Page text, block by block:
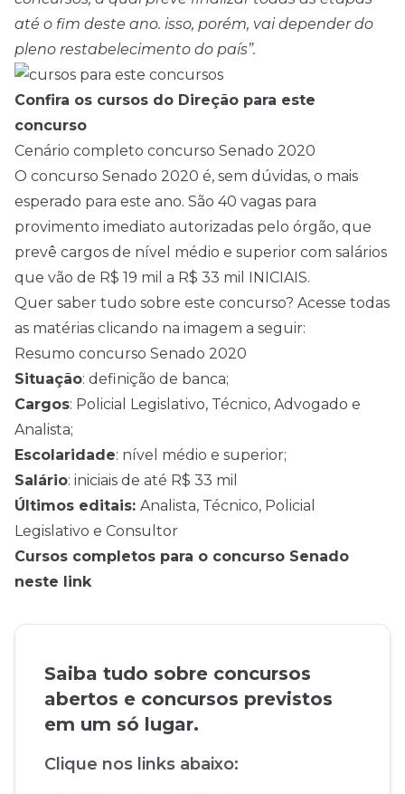
até o fim deste ano. isso, porém, vai depender do
pleno restabelecimento do país”.
Confira os cursos do Direção para este
concurso
Cenário completo concurso Senado 2020
O concurso Senado 2020 é, sem dúvidas, o mais
esperado para este ano. São 40 vagas para
provimento imediato autorizadas pelo órgão, que
prevê cargos de nível médio e superior com salários
que vão de R$ 19 mil a R$ 33 mil INICIAIS.
Quer saber tudo sobre este concurso? Acesse todas
as matérias clicando na imagem a seguir:
Resumo concurso Senado 2020
Situação: definição de banca;
Cargos: Policial Legislativo, Técnico, Advogado e
Analista;
Escolaridade: nível médio e superior;
Salário: iniciais de até R$ 33 mil
Últimos editais: Analista, Técnico, Policial
Legislativo e Consultor
Cursos completos para o concurso Senado
neste link
Saiba tudo sobre concursos
abertos e concursos previstos
em um só lugar.
Clique nos links abaixo: